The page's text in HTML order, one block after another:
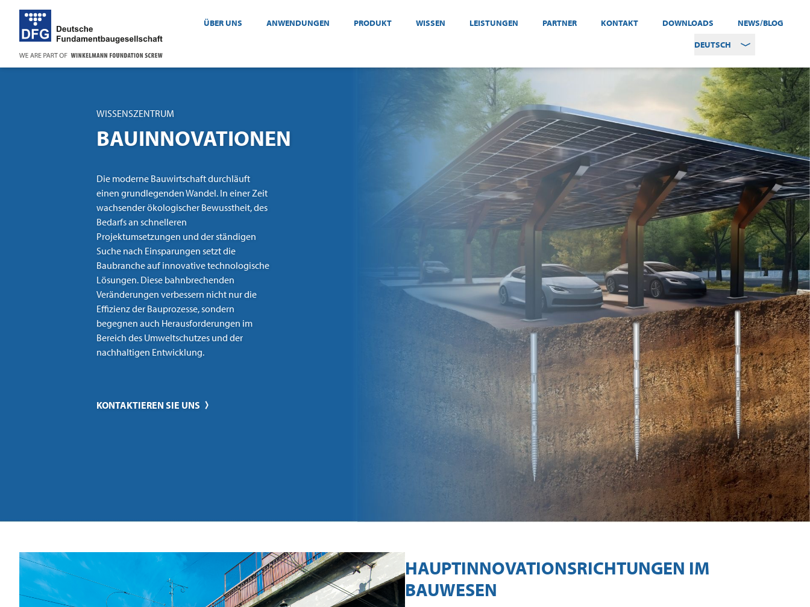
ÜBER UNS ANWENDUNGEN PRODUKT WISSEN LEISTUNGEN PARTNER KONTAKT DOWNLOADS
NEWS/BLOG
DEUTSCH
WISSENSZENTRUM
BAUINNOVATIONEN
Die moderne Bauwirtschaft durchläuft
einen grundlegenden Wandel. In einer Zeit
wachsender ökologischer Bewusstheit, des
Bedarfs an schnelleren
Projektumsetzungen und der ständigen
Suche nach Einsparungen setzt die
Baubranche auf innovative technologische
Lösungen. Diese bahnbrechenden
Veränderungen verbessern nicht nur die
Effizienz der Bauprozesse, sondern
begegnen auch Herausforderungen im
Bereich des Umweltschutzes und der
nachhaltigen Entwicklung.
KONTAKTIEREN SIE UNS
HAUPTINNOVATIONSRICHTUNGEN IM
BAUWESEN